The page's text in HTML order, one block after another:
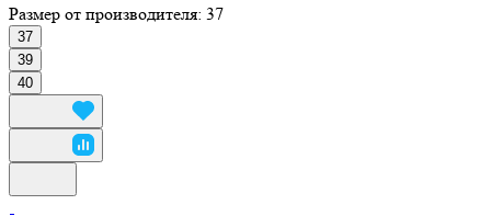
Размер от производителя: 37
37
39
40